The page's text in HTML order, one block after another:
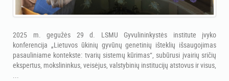
2025 m. gegužės 29 d. LSMU Gyvulininkystės institute įvyko
konferencija „Lietuvos ūkinių gyvūnų genetinių išteklių išsaugojimas
pasauliniame kontekste: tvarių sistemų kūrimas“, subūrusi įvairių sričių
ekspertus, mokslininkus, veisėjus, valstybinių institucijų atstovus ir visus,
...